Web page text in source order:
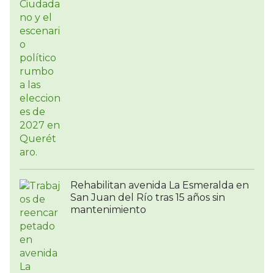
Rehabilitan avenida La Esmeralda en
San Juan del Río tras 15 años sin
mantenimiento